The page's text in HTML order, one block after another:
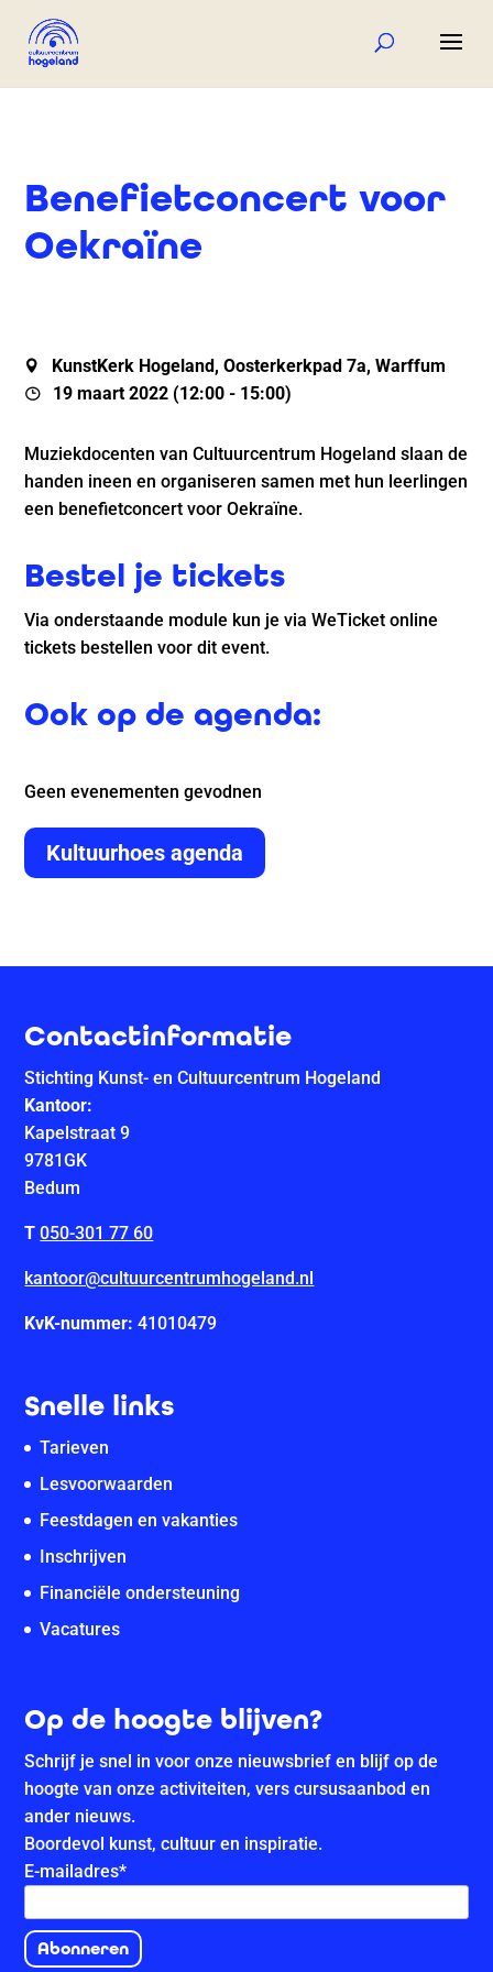
Benefietconcert voor
Oekraïne
KunstKerk Hogeland, Oosterkerkpad 7a, Warffum
19 maart 2022 (12:00 - 15:00)
Muziekdocenten van Cultuurcentrum Hogeland slaan de
handen ineen en organiseren samen met hun leerlingen
een benefietconcert voor Oekraïne.
Bestel je tickets
Via onderstaande module kun je via WeTicket online
tickets bestellen voor dit event.
Ook op de agenda:
Geen evenementen gevodnen
Kultuurhoes agenda
Contactinformatie
Stichting Kunst- en Cultuurcentrum Hogeland
Kantoor:
Kapelstraat 9
9781GK
Bedum
T 050-301 77 60
kantoor@cultuurcentrumhogeland.nl
KvK-nummer: 41010479
Snelle links
Tarieven
Lesvoorwaarden
Feestdagen en vakanties
Inschrijven
Financiële ondersteuning
Vacatures
Op de hoogte blijven?
Schrijf je snel in voor onze nieuwsbrief en blijf op de
hoogte van onze activiteiten, vers cursusaanbod en
ander nieuws.
Boordevol kunst, cultuur en inspiratie.
E-mailadres*
Abonneren